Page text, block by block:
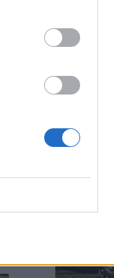
Rugby:
nei
Si
dalla